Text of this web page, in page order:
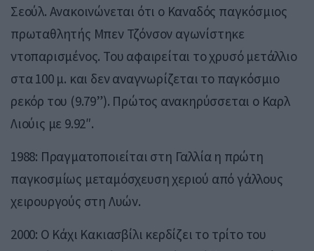
Σεούλ. Ανακοινώνεται ότι ο Καναδός παγκόσμιος
πρωταθλητής Μπεν Τζόνσον αγωνίστηκε
ντοπαρισμένος. Του αφαιρείται το χρυσό μετάλλιο
στα 100 μ. και δεν αναγνωρίζεται το παγκόσμιο
ρεκόρ του (9.79”). Πρώτος ανακηρύσσεται ο Καρλ
Λιούις με 9.92″.
1988: Πραγματοποιείται στη Γαλλία η πρώτη
παγκοσμίως μεταμόσχευση χεριού από γάλλους
χειρουργούς στη Λυών.
2000: Ο Κάχι Κακιασβίλι κερδίζει το τρίτο του